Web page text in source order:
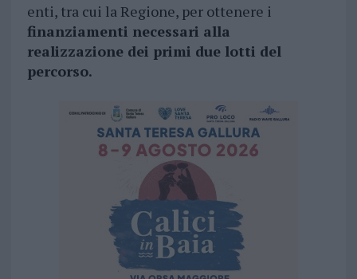
enti, tra cui la Regione, per ottenere i
finanziamenti necessari alla
realizzazione dei primi due lotti del
percorso.